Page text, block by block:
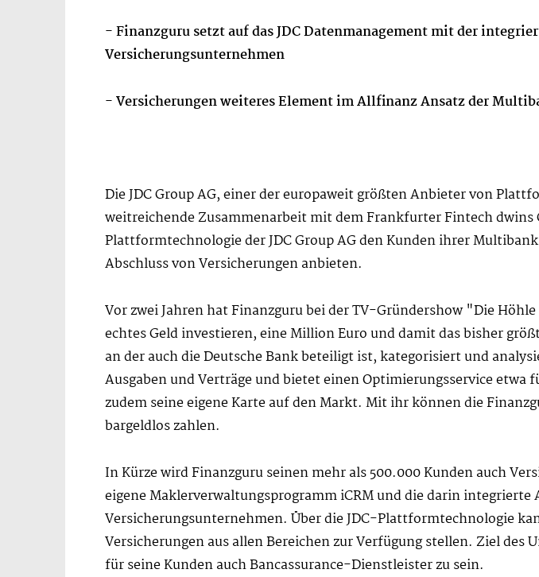
- Finanzguru setzt auf das JDC Datenmanagement mit der
Versicherungsunternehmen
- Versicherungen weiteres Element im Allfinanz Ansatz der
Die JDC Group AG, einer der europaweit größten Anbieter von
weitreichende Zusammenarbeit mit dem Frankfurter Fintech
Plattformtechnologie der JDC Group AG den Kunden ihrer
Abschluss von Versicherungen anbieten.
Vor zwei Jahren hat Finanzguru bei der TV-Gründershow "Die
echtes Geld investieren, eine Million Euro und damit das bisher
an der auch die Deutsche Bank beteiligt ist, kategorisiert und
Ausgaben und Verträge und bietet einen Optimierungsservice
zudem seine eigene Karte auf den Markt. Mit ihr können die
bargeldlos zahlen.
In Kürze wird Finanzguru seinen mehr als 500.000 Kunden auch
eigene Maklerverwaltungsprogramm iCRM und die darin
Versicherungsunternehmen. Über die JDC-Plattformtechnologie
Versicherungen aus allen Bereichen zur Verfügung stellen. Ziel
für seine Kunden auch Bancassurance-Dienstleister zu sein.